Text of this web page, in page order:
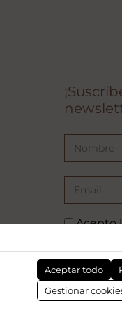
Aceptar todo
Gestionar
Acepto
Sin
los del autor o autores